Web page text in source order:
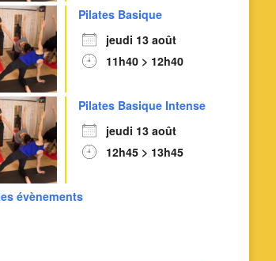
Pilates Basique
jeudi 13 août
11h40 > 12h40
Pilates Basique Intense
jeudi 13 août
12h45 > 13h45
évènements